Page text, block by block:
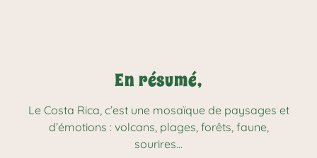
En résumé,
Le Costa Rica, c’est une mosaïque de paysages et
d’émotions : volcans, plages, forêts, faune,
sourires…